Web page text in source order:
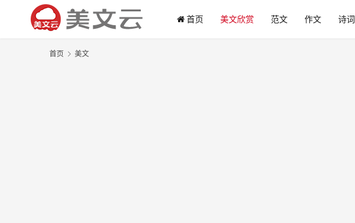
首页 美文欣赏 范文 作文 诗词
首页 美文